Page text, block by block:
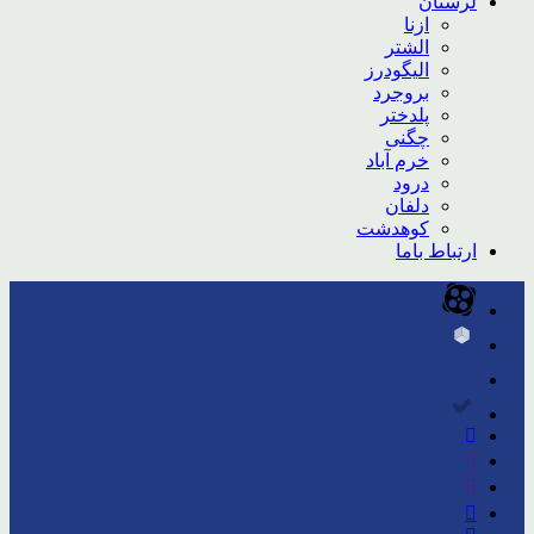
ازنا
الشتر
الیگودرز
بروجرد
پلدختر
چگنی
خرم آباد
درود
دلفان
کوهدشت
ارتباط باما